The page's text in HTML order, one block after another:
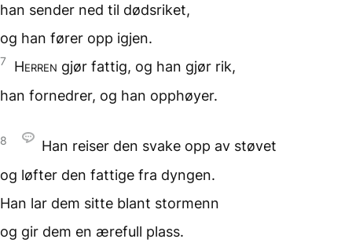
han sender ned til dødsriket,
og han fører opp igjen.
7 Herren gjør fattig, og han gjør rik,
han fornedrer, og han opphøyer.
8 Han reiser den svake opp av støvet
og løfter den fattige fra dyngen.
Han lar dem sitte blant stormenn
og gir dem en ærefull plass.